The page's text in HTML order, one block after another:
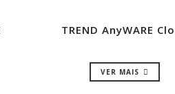
TREND AnyWARE
VER MAIS